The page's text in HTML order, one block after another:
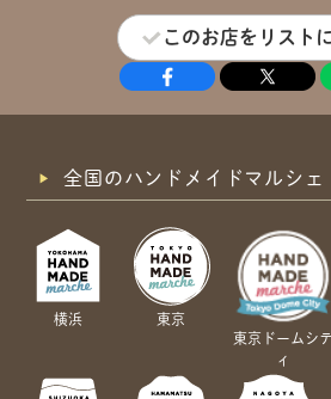
このお店をリスト
全国のハンドメイドマルシェ
横浜
東京
東京ドームシテ
ィ